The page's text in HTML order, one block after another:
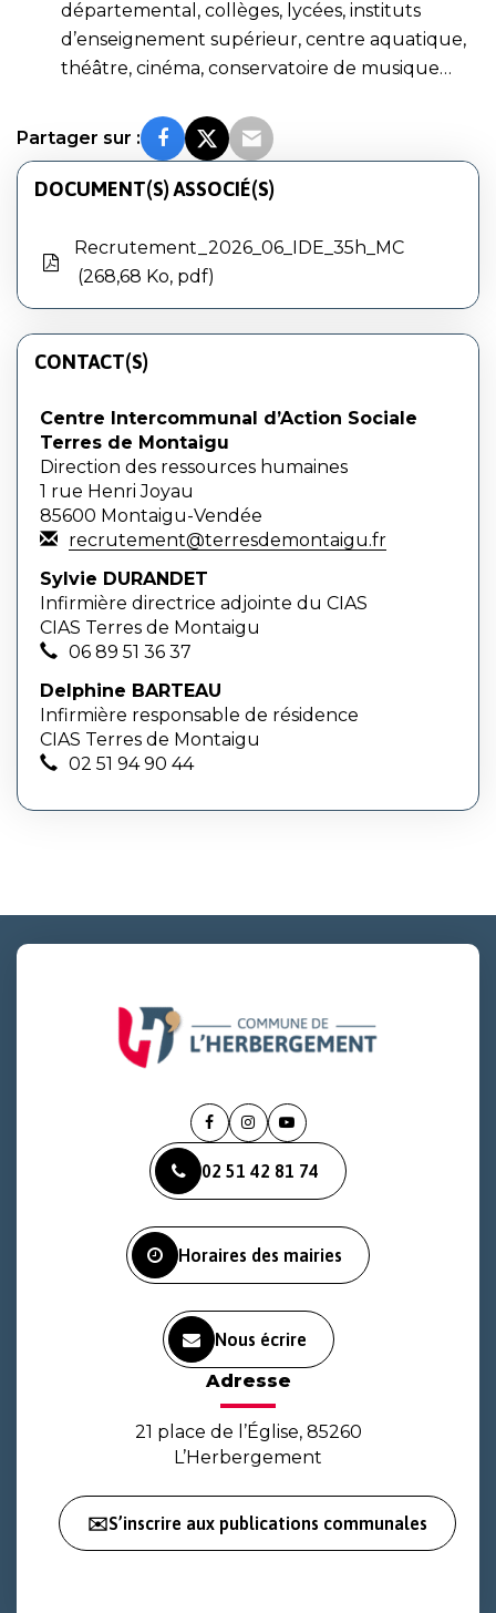
départemental, collèges, lycées, instituts
d’enseignement supérieur, centre aquatique,
théâtre, cinéma, conservatoire de musique…
Partager sur :
DOCUMENT(S) ASSOCIÉ(S)
Recrutement_2026_06_IDE_35h_MC
268,68 Ko, pdf
CONTACT(S)
Centre Intercommunal d’Action Sociale
Terres de Montaigu
Direction des ressources humaines
1 rue Henri Joyau
85600 Montaigu-Vendée
recrutement@terresdemontaigu.fr
Sylvie DURANDET
Infirmière directrice adjointe du CIAS
CIAS Terres de Montaigu
06 89 51 36 37
Delphine BARTEAU
Infirmière responsable de résidence
CIAS Terres de Montaigu
02 51 94 90 44
Lien
le
compte
Lien
le
compte
Lien
la
chaîne
02 51 42 81 74
Horaires des mairies
Nous écrire
Adresse
21 place de l’Église, 85260
L’Herbergement
✉️S’inscrire aux publications communales